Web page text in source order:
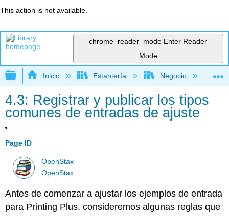
This action is not available.
chrome_reader_mode Enter Reader
Mode
Expandir/contraer jerarquía global
Inicio Estantería Negocio
4.3: Registrar y publicar los tipos
comunes de entradas de ajuste
Page ID
OpenStax
OpenStax
Antes de comenzar a ajustar los ejemplos de entrada
para Printing Plus, consideremos algunas reglas que